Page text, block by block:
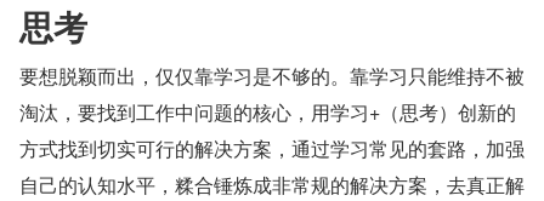
思考
要想脱颖而出，仅仅靠学习是不够的。靠学习只能维持不被
淘汰，要找到工作中问题的核心，用学习+（思考）创新的
方式找到切实可行的解决方案，通过学习常见的套路，加强
自己的认知水平，糅合锤炼成非常规的解决方案，去真正解